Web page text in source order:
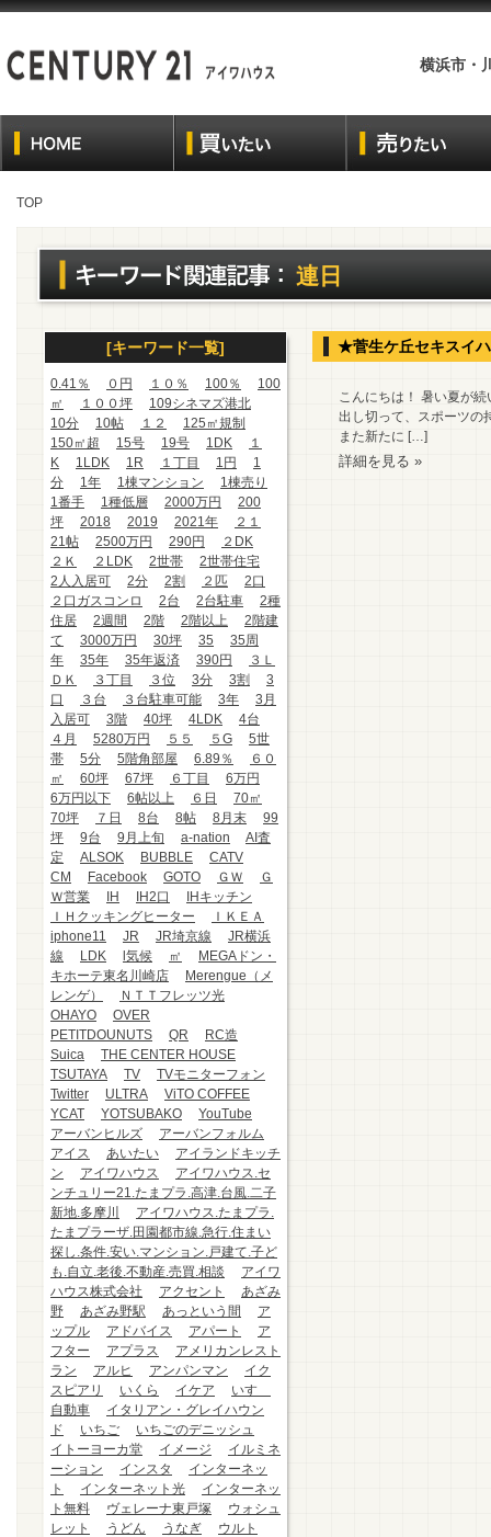
横浜市・
TOP
連日
[キーワード一覧]
0.41％ ０円 １０％ 100％
100
㎡
１００坪
109シネマズ港北
10分
10帖 １２
125㎡規制
150㎡超
15号 19号 1DK
１
K
1LDK 1R １丁目 1円
1
分
1年 1棟マンション
1棟売り
1番手
1種低層 2000万円
200
坪
2018 2019 2021年
２１
21帖
2500万円 290円
２DK
２Ｋ
２LDK 2世帯
2世帯住宅
2人入居可
2分 2割 ２匹
2口
２口ガスコンロ
2台 2台駐車
2種
住居
2週間 2階 2階以上
2階建
て
3000万円 30坪 35
35周
年
35年 35年返済 390円
３Ｌ
ＤＫ
３丁目 ３位 3分 3割
3
口
３台 ３台駐車可能 3年
3月
入居可
3階 40坪 4LDK
4台
４月
5280万円 ５５ ５G
5世
帯
5分 5階角部屋 6.89％
６０
㎡
60坪 67坪 ６丁目
6万円
6万円以下
6帖以上 ６日
70㎡
70坪
７日 8台 8帖 8月末
99
坪
9台 9月上旬 a-nation
AI査
定
ALSOK BUBBLE
CATV
CM
Facebook GOTO ＧＷ
Ｇ
Ｗ営業
IH IH2口
IHキッチン
ＩＨクッキングヒーター
ＩＫＥＡ
iphone11
JR JR埼京線
JR横浜
線
LDK l気候 ㎡
MEGAドン・
キホーテ東名川崎店
Merengue（メ
レンゲ）
ＮＴＴフレッツ光
OHAYO
OVER
PETITDOUNUTS
QR
RC造
Suica
THE CENTER HOUSE
TSUTAYA
TV
TVモニターフォン
Twitter
ULTRA
ViTO COFFEE
YCAT
YOTSUBAKO
YouTube
アーバンヒルズ
アーバンフォルム
アイス
あいたい
アイランドキッチ
ン
アイワハウス
アイワハウス.セ
ンチュリー21.たまプラ.高津.台風.二子
新地.多摩川
アイワハウス.たまプラ.
たまプラーザ.田園都市線.急行.住まい
探し.条件.安い.マンション.戸建て.子ど
も.自立.老後.不動産.売買.相談
アイワ
ハウス株式会社
アクセント
あざみ
野
あざみ野駅 あっという間
ア
ップル
アドバイス アパート
ア
フター
アプラス
アメリカンレスト
ラン
アルヒ アンパンマン
イク
スピアリ
いくら イケア
いすゞ
自動車
イタリアン・グレイハウン
ド
いちご
いちごのデニッシュ
イトーヨーカ堂
イメージ
イルミネ
ーション
インスタ
インターネッ
ト
インターネット光
インターネッ
ト無料
ヴェレーナ東戸塚
ウォシュ
レット
うどん うなぎ
ウルト
★菅生ケ丘セキスイ
こんにちは！ 暑い夏が
出し切って、スポーツの
また新たに […]
詳細を見る »